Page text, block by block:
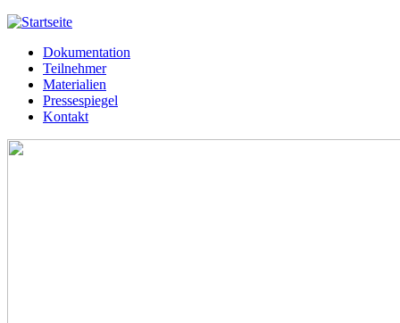
Jump to navigation
Meißner 2013
Hauptmenü
Dokumentation
Teilnehmer
Materialien
Pressespiegel
Kontakt